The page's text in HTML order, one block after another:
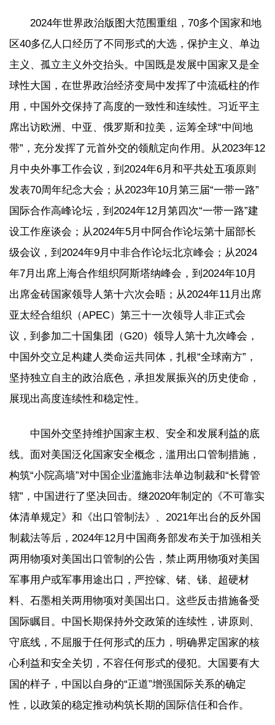
2024年世界政治版图大范围重组，70多个国家和地
区40多亿人口经历了不同形式的大选，保护主义、单边
主义、孤立主义外交抬头。中国既是发展中国家又是全
球性大国，在世界政治经济变局中发挥了中流砥柱的作
用，中国外交保持了高度的一致性和连续性。习近平主
席出访欧洲、中亚、俄罗斯和拉美，运筹全球“中间地
带”，充分发挥了元首外交的领航定向作用。从2023年12
月中央外事工作会议，到2024年6月和平共处五项原则
发表70周年纪念大会；从2023年10月第三届“一带一路”
国际合作高峰论坛，到2024年12月第四次“一带一路”建
设工作座谈会；从2024年5月中阿合作论坛第十届部长
级会议，到2024年9月中非合作论坛北京峰会；从2024
年7月出席上海合作组织阿斯塔纳峰会，到2024年10月
出席金砖国家领导人第十六次会晤；从2024年11月出席
亚太经合组织（APEC）第三十一次领导人非正式会
议，到参加二十国集团（G20）领导人第十九次峰会，
中国外交立足构建人类命运共同体，扎根“全球南方”，
坚持独立自主的政治底色，承担发展振兴的历史使命，
展现出高度连续性和稳定性。
中国外交坚持维护国家主权、安全和发展利益的底
线。面对美国泛化国家安全概念，滥用出口管制措施，
构筑“小院高墙”对中国企业滥施非法单边制裁和“长臂管
辖”，中国进行了坚决回击。继2020年制定的《不可靠实
体清单规定》和《出口管制法》、2021年出台的反外国
制裁法等后，2024年12月中国商务部发布关于加强相关
两用物项对美国出口管制的公告，禁止两用物项对美国
军事用户或军事用途出口，严控镓、锗、锑、超硬材
料、石墨相关两用物项对美国出口。这些反击措施备受
国际瞩目。中国长期保持外交政策的连续性，讲原则、
守底线，不屈服于任何形式的压力，明确界定国家的核
心利益和安全关切，不容任何形式的侵犯。大国要有大
国的样子，中国以自身的“正道”增强国际关系的确定
性，以政策的稳定推动构筑长期的国际信任和合作。